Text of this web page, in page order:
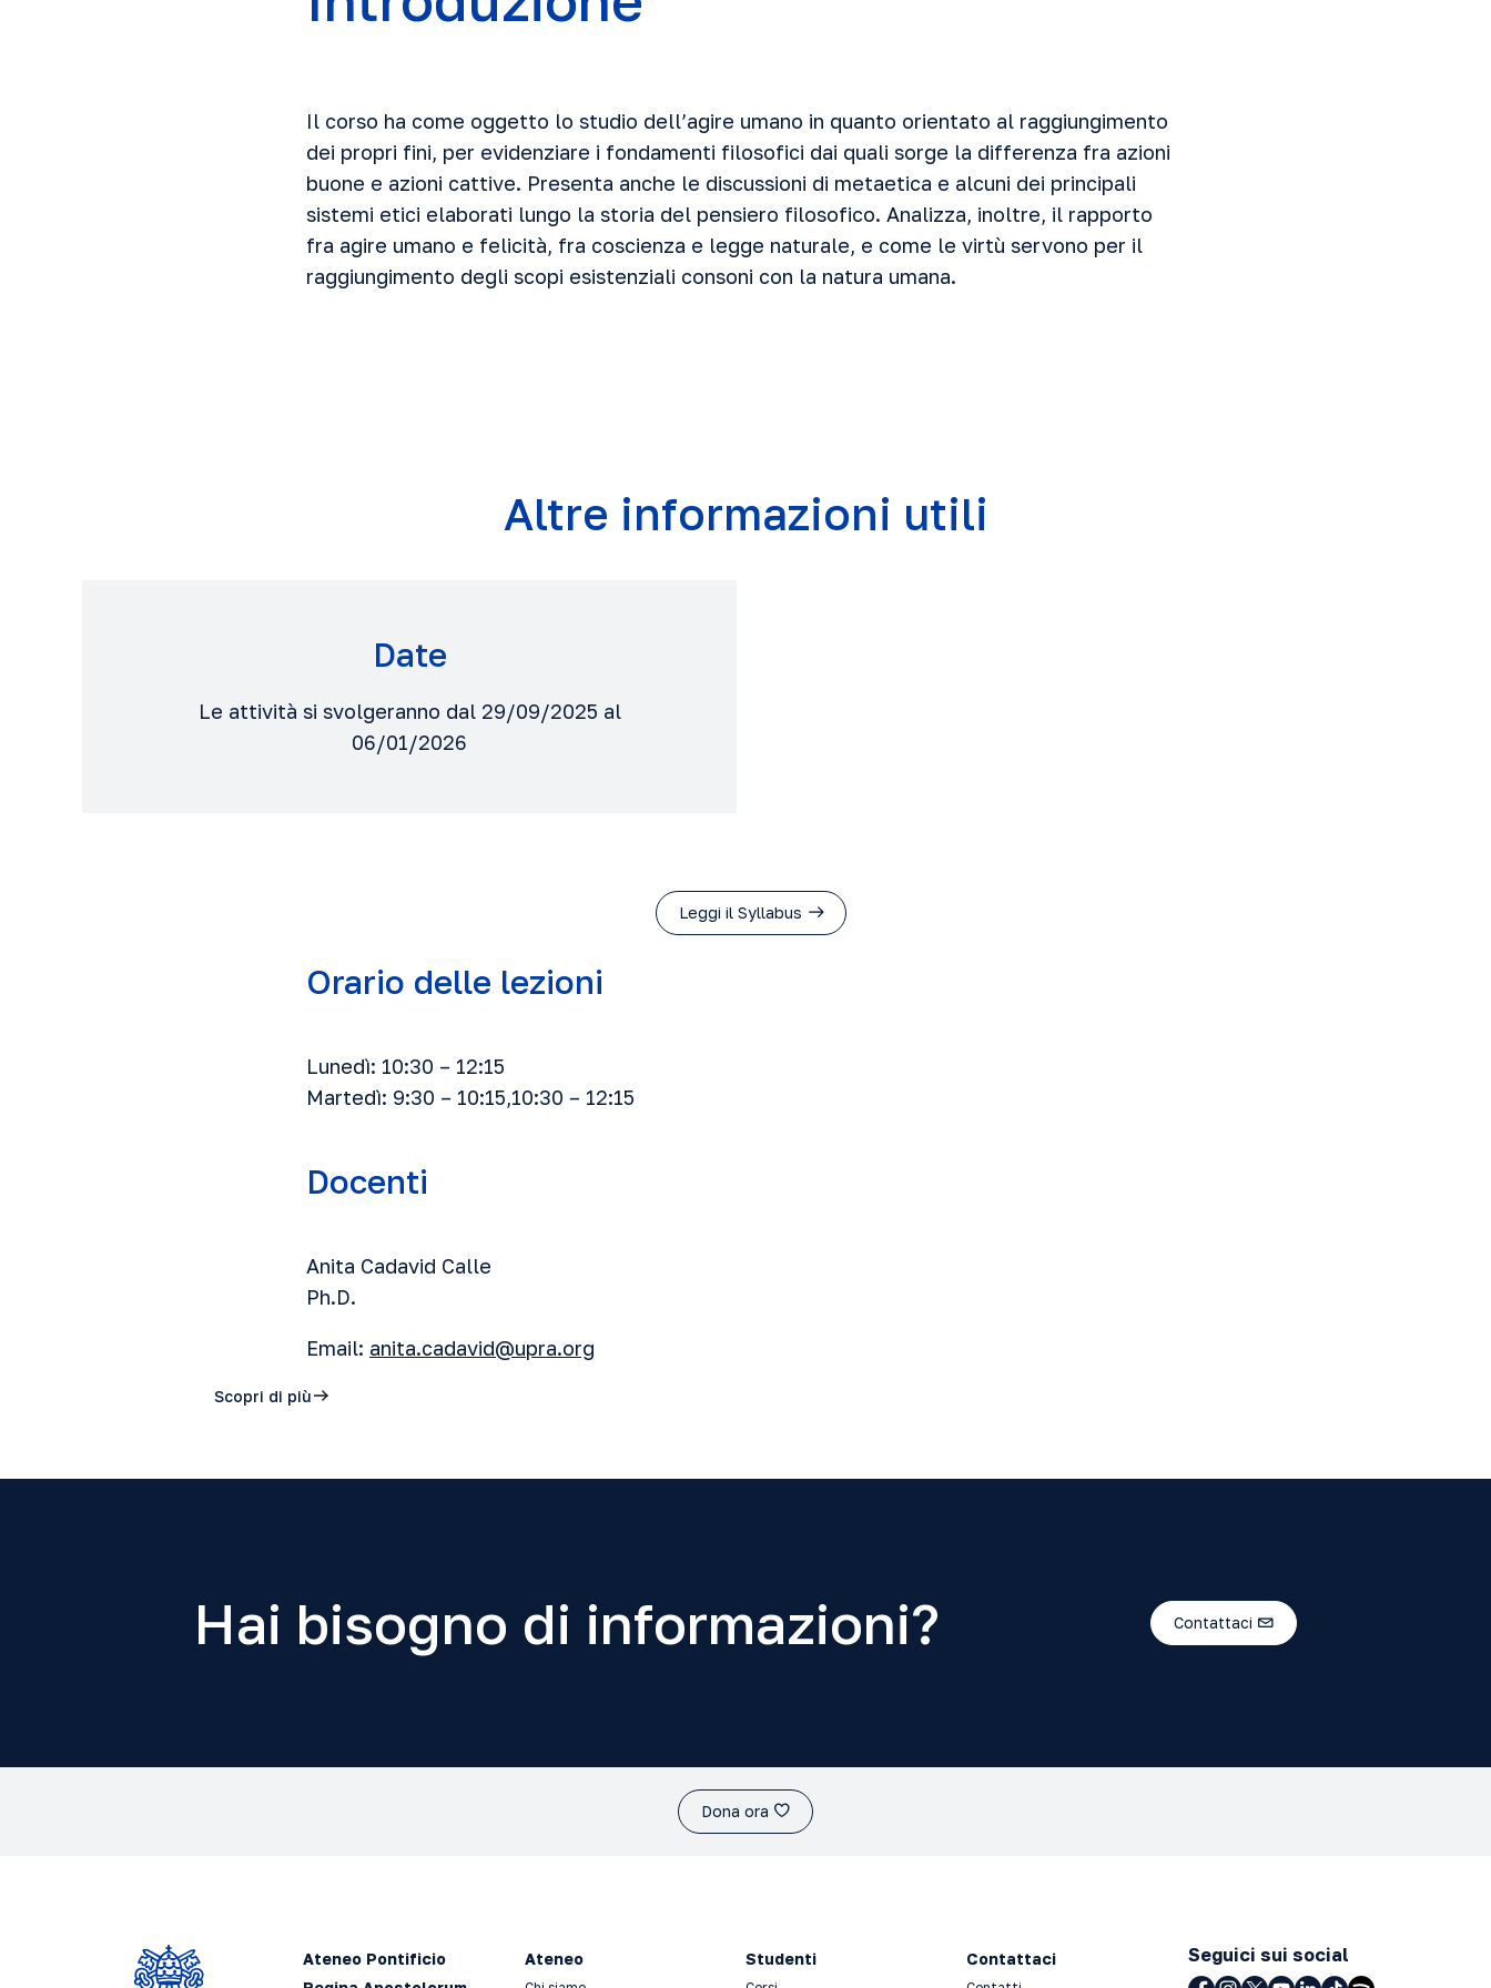
Il corso ha come oggetto lo studio dell’agire umano in quanto orientato al raggiungimento
dei propri fini, per evidenziare i fondamenti filosofici dai quali sorge la differenza fra azioni
buone e azioni cattive. Presenta anche le discussioni di metaetica e alcuni dei principali
sistemi etici elaborati lungo la storia del pensiero filosofico. Analizza, inoltre, il rapporto
fra agire umano e felicità, fra coscienza e legge naturale, e come le virtù servono per il
raggiungimento degli scopi esistenziali consoni con la natura umana.
Altre informazioni utili
Date
Le attività si svolgeranno dal 29/09/2025 al
06/01/2026
Leggi il Syllabus
Orario delle lezioni
Lunedì: 10:30 – 12:15
Martedì: 9:30 – 10:15,10:30 – 12:15
Docenti
Anita Cadavid Calle
Ph.D.
Email: anita.cadavid@upra.org
Scopri di più
Hai bisogno di informazioni? Contattaci
Dona ora
Ateneo Pontificio
Ateneo Studenti Contattaci Seguici sui social